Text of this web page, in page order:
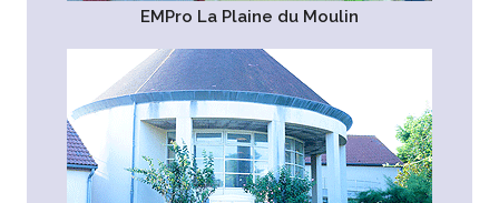
EMPro La Plaine du Moulin